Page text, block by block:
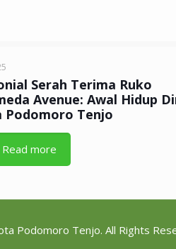
Serah Terima Ruko
Avenue: Awal Hidup
Podomoro Tenjo
Read more
Podomoro Tenjo. All Rights